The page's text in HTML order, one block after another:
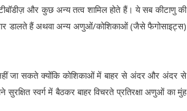
और कुछ अन्य तत्व शामिल होते हैं। ये सब कीटाणु की
डालते हैं अथवा अन्य अणुओं/कोशिकाओं (जैसे फैगोसाइट्स)
जा सकते क्योंकि कोशिकाओं में बाहर से अंदर और अंदर से
सुरक्षित स्वर्ग में बैठकर बाहर विचरते प्रतिरक्षा अणुओं का मुंह